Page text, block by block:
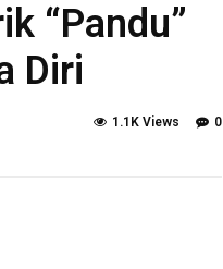
“Pandu”
Diri
0
1.1K Views